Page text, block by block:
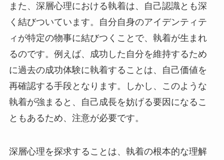
また、深層心理における執着は、自己認識とも深
く結びついています。自分自身のアイデンティテ
ィが特定の物事に結びつくことで、執着が生まれ
るのです。例えば、成功した自分を維持するため
に過去の成功体験に執着することは、自己価値を
再確認する手段となります。しかし、このような
執着が強まると、自己成長を妨げる要因になるこ
ともあるため、注意が必要です。
深層心理を探求することは、執着の根本的な理解